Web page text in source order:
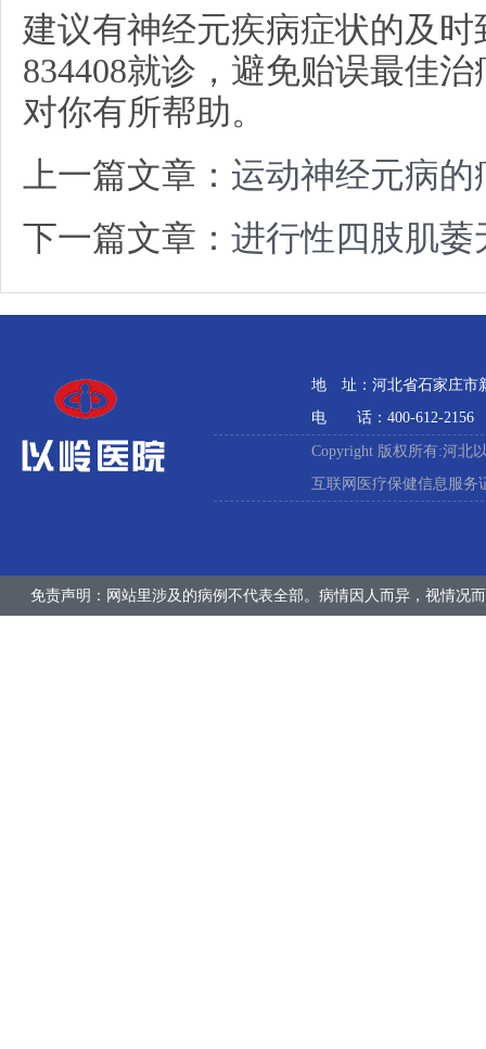
建议有神经元疾病症状的及时
834408就诊，避免贻误最佳
对你有所帮助。
上一篇文章： 运动神经元病的
下一篇文章： 进行性四肢肌萎
地 址：河北省石家庄市
电 话：400-612-2156
Copyright 版权所有:河北
互联网医疗保健信息服务
免责声明：网站里涉及的病例不代表全部。病情因人而异，视情况